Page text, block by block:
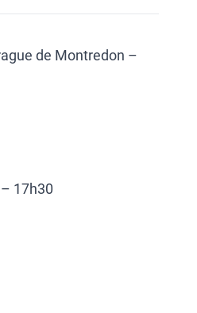
de Montredon –
17h30